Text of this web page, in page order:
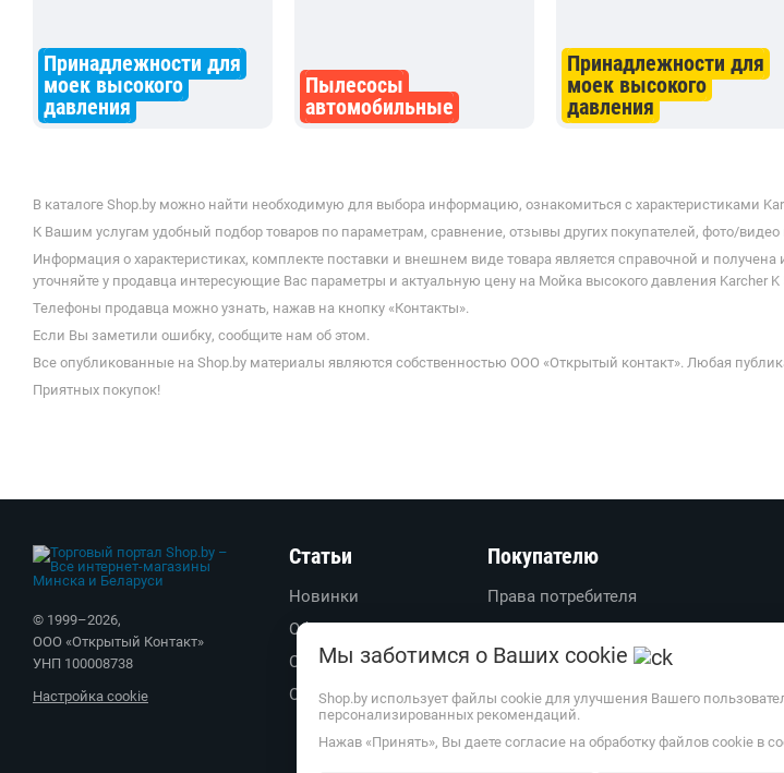
Принадлежности для
моек высокого
давления
Пылесосы
автомобильные
Принадлежности для
моек высокого
давления
В каталоге Shop.by можно найти необходимую для выбора информацию, ознакомиться с характеристиками
К Вашим услугам удобный подбор товаров по параметрам, сравнение, отзывы других покупателей, фото/видео
Информация о характеристиках, комплекте поставки и внешнем виде товара является справочной и
уточняйте у продавца интересующие Вас параметры и актуальную цену на Мойка высокого давления Karcher K
Телефоны продавца можно узнать, нажав на кнопку «Контакты».
Если Вы заметили ошибку, сообщите нам об этом.
Все опубликованные на Shop.by материалы являются собственностью ООО «Открытый контакт». Любая
Приятных покупок!
Статьи
Новинки
Обзоры
Советы
Обратите внимание
Покупателю
Права потребителя
Вопросы-ответы
Пользовательское соглашение
Политика обработки
персональных данных
Доставка и оплата
© 1999–2026,
ООО «Открытый Контакт»
УНП 100008738
Настройка cookie
Мы заботимся о Ваших cookie
Shop.by использует файлы cookie для улучшения Вашего
персонализированных рекомендаций.
Нажав «Принять», Вы даете согласие на обработку файлов cookie в